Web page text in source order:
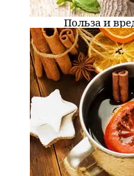
Польза и